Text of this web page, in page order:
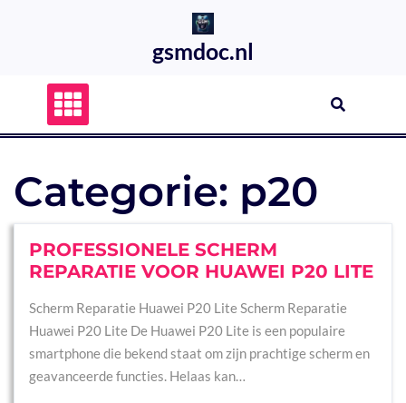
gsmdoc.nl
Categorie: p20
PROFESSIONELE SCHERM
REPARATIE VOOR HUAWEI P20 LITE
Scherm Reparatie Huawei P20 Lite Scherm Reparatie
Huawei P20 Lite De Huawei P20 Lite is een populaire
smartphone die bekend staat om zijn prachtige scherm en
geavanceerde functies. Helaas kan…